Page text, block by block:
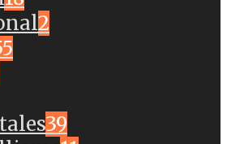
2
39